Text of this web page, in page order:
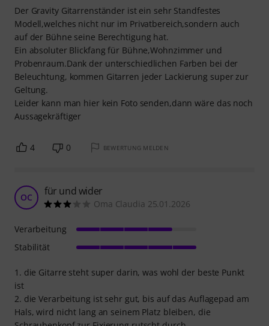
Der Gravity Gitarrenständer ist ein sehr Standfestes
Modell,welches nicht nur im Privatbereich,sondern auch
auf der Bühne seine Berechtigung hat.
Ein absoluter Blickfang für Bühne,Wohnzimmer und
Probenraum.Dank der unterschiedlichen Farben bei der
Beleuchtung, kommen Gitarren jeder Lackierung super zur
Geltung.
Leider kann man hier kein Foto senden,dann wäre das noch
Aussagekräftiger
4 0 BEWERTUNG MELDEN
OC für und wider
Oma Claudia 25.01.2026
1. die Gitarre steht super darin, was wohl der beste Punkt
ist
2. die Verarbeitung ist sehr gut, bis auf das Auflagepad am
Hals, wird nicht lang an seinem Platz bleiben, die
Verarbeitung
Stabilität